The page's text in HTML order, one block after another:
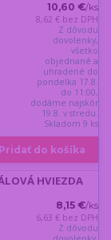
10,60 €/ks
8,62 € bez DPH
Z dôvodu
dovolenky,
všetko
objednané a
uhradené do
pondelka 17.8.
do 11:00,
dodáme najskôr
19.8. v stredu.
Skladom 9 ks
Pridať do košíka
HVIEZDA
8,15 €/ks
6,63 € bez DPH
Z dôvodu